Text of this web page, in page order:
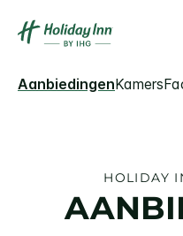
AanbiedingenKamers
HOLIDAY